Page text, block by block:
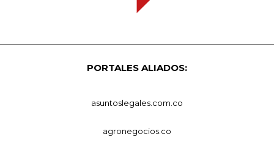
PORTALES ALIADOS:
asuntoslegales.com.co
agronegocios.co